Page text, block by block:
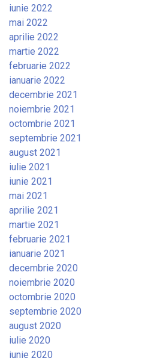
iunie 2022
mai 2022
aprilie 2022
martie 2022
februarie 2022
ianuarie 2022
decembrie 2021
noiembrie 2021
octombrie 2021
septembrie 2021
august 2021
iulie 2021
iunie 2021
mai 2021
aprilie 2021
martie 2021
februarie 2021
ianuarie 2021
decembrie 2020
noiembrie 2020
octombrie 2020
septembrie 2020
august 2020
iulie 2020
iunie 2020